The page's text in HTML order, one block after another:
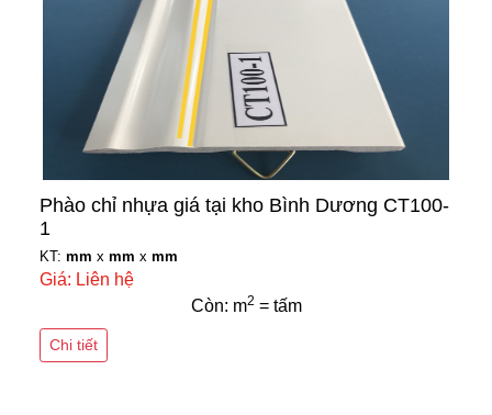
Phào chỉ nhựa giá tại kho Bình Dương CT100-
1
KT: mm x mm x mm
Giá: Liên hệ
Còn: m2 = tấm
Chi tiết